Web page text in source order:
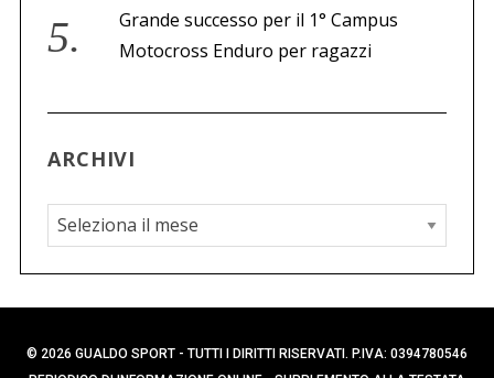
Grande successo per il 1° Campus
Motocross Enduro per ragazzi
ARCHIVI
A
r
c
h
i
v
© 2026 GUALDO SPORT - TUTTI I DIRITTI RISERVATI. P.IVA: 0394780546